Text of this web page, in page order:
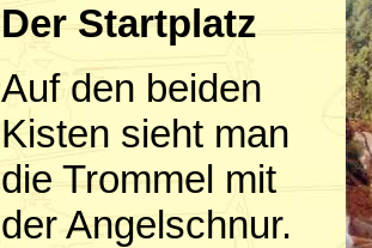
Der Startplatz
Auf den beiden
Kisten sieht man
die Trommel mit
der Angelschnur.